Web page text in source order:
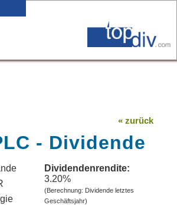
« zurück
- Dividende
Dividendenrendite:
3.20%
(Berechnung: Dividende letztes
Geschäftsjahr)